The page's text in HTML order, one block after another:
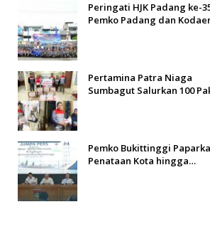
Peringati HJK Padang ke-
Pemko Padang dan
Pertamina Patra Niaga
Sumbagut Salurkan 100
Pemko Bukittinggi
Penataan Kota hingga